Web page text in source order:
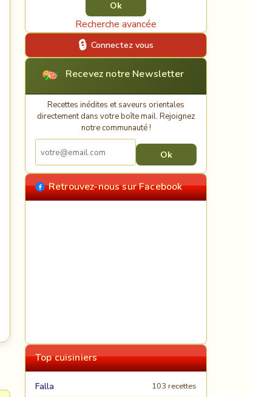
Recherche avancée
Connectez vous
Recevez notre Newsletter
Recettes inédites et saveurs orientales
directement dans votre boîte mail. Rejoignez
notre communauté !
Retrouvez-nous sur Facebook
Top cuisiniers
Falla 103 recettes